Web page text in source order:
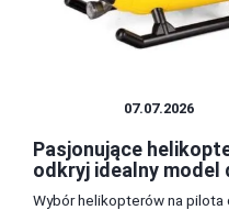
07.07.2026
Pasjonujące
odkryj idealny model
Wybór helikopterów na pilota